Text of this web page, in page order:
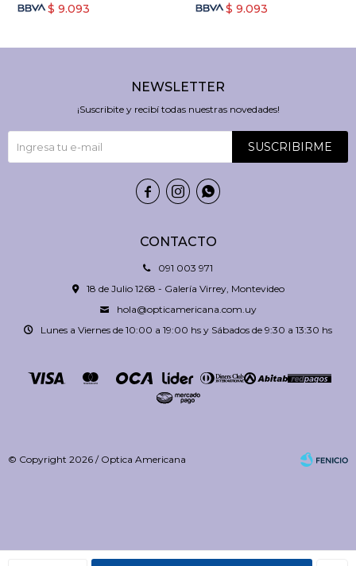
$ 9.093
$ 9.093
CONTACTO
091 003 971
18 de Julio 1268 - Galería Virrey, Montevideo
hola@opticamericana.com.uy
Lunes a Viernes de 10:00 a 19:00 hs y Sábados de 9:30 a 13:30 hs
NEWSLETTER
¡Suscribite y recibí todas nuestras novedades!
SUSCRIBIRME
  
© Copyright 2026 / Optica Americana